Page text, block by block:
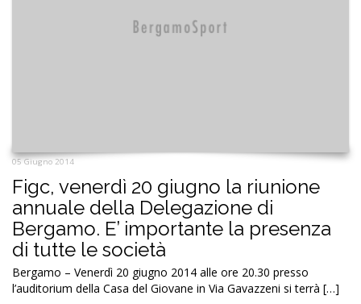
05 Giugno 2014
Figc, venerdì 20 giugno la riunione
annuale della Delegazione di
Bergamo. E’ importante la presenza
di tutte le società
Bergamo – Venerdì 20 giugno 2014 alle ore 20.30 presso
l’auditorium della Casa del Giovane in Via Gavazzeni si terrà […]